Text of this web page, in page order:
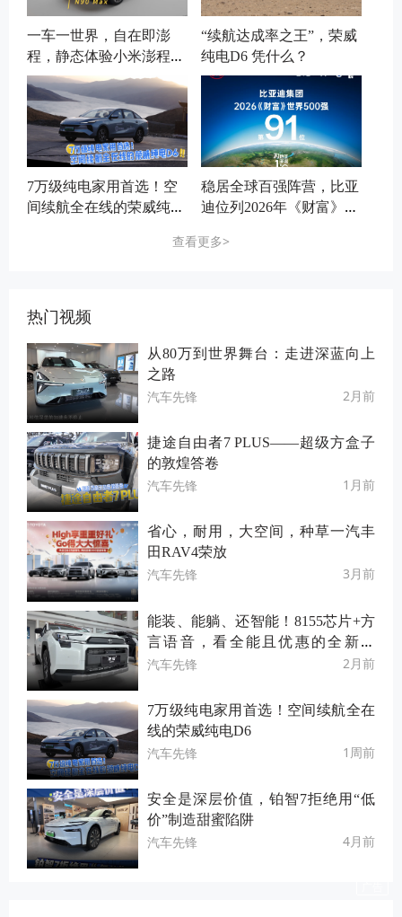
一车一世界，自在即澎
程，静态体验小米澎程N
90 Max
“续航达成率之王”，荣威
纯电D6 凭什么？
7万级纯电家用首选！空
间续航全在线的荣威纯电
稳居全球百强阵营，比亚
迪位列2026年《财富》世
查看更多>
热门视频
从80万到世界舞台：走进深蓝向上
之路
汽车先锋 2月前
捷途自由者7 PLUS——超级方盒子
的敦煌答卷
汽车先锋 1月前
省心，耐用，大空间，种草一汽丰
田RAV4荣放
汽车先锋 3月前
能装、能躺、还智能！8155芯片+方
言语音，看全能且优惠的全新荣
放！
汽车先锋 2月前
7万级纯电家用首选！空间续航全在
线的荣威纯电D6
汽车先锋 1周前
安全是深层价值，铂智7拒绝用“低
价”制造甜蜜陷阱
汽车先锋 4月前